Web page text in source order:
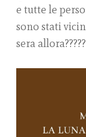
e tutte le
sono stati
sera